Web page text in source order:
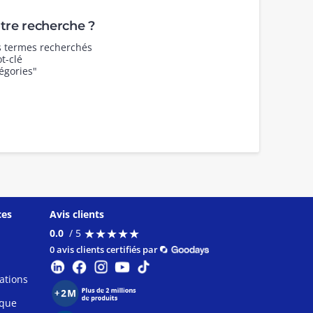
recherche ?
recherchés
clé
Avis clients
0.0 / 5 ★★★★★
★★★★★
0 avis clients certifiés par